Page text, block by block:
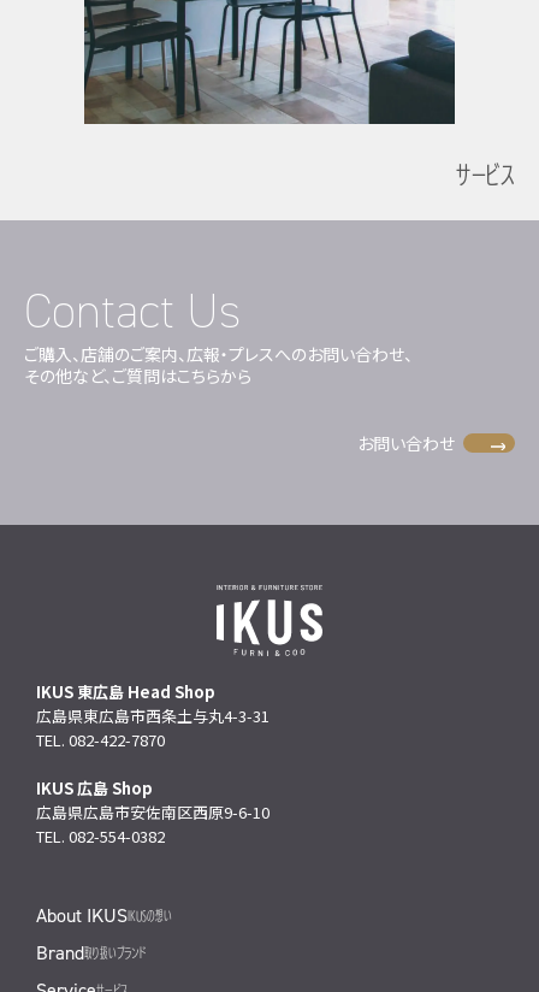
サービス
Contact Us
ご購入、店舗のご案内、広報・プレスへのお問い合わせ、
その他など、ご質問はこちらから
お問い合わせ
IKUS 東広島 Head Shop
広島県東広島市西条土与丸4-3-31
TEL. 082-422-7870
IKUS 広島 Shop
広島県広島市安佐南区西原9-6-10
TEL. 082-554-0382
About IKUS IKUSの想い
Brand取り扱いブランド